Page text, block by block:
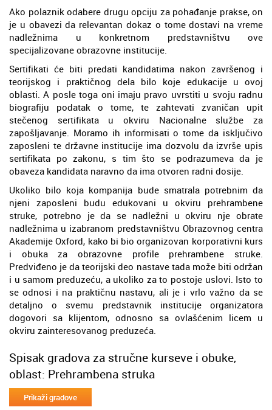
Ako polaznik odabere drugu opciju za pohađanje prakse, on
je u obavezi da relevantan dokaz o tome dostavi na vreme
nadležnima u konkretnom predstavništvu ove
specijalizovane obrazovne institucije.
Sertifikati će biti predati kandidatima nakon završenog i
teorijskog i praktičnog dela bilo koje edukacije u ovoj
oblasti. A posle toga oni imaju pravo uvrstiti u svoju radnu
biografiju podatak o tome, te zahtevati zvaničan upit
stečenog sertifikata u okviru Nacionalne službe za
zapošljavanje. Moramo ih informisati o tome da isključivo
zaposleni te državne institucije ima dozvolu da izvrše upis
sertifikata po zakonu, s tim što se podrazumeva da je
obaveza kandidata naravno da ima otvoren radni dosije.
Ukoliko bilo koja kompanija bude smatrala potrebnim da
njeni zaposleni budu edukovani u okviru prehrambene
struke, potrebno je da se nadležni u okviru nje obrate
nadležnima u izabranom predstavništvu Obrazovnog centra
Akademije Oxford, kako bi bio organizovan korporativni kurs
i obuka za obrazovne profile prehrambene struke.
Predviđeno je da teorijski deo nastave tada može biti održan
i u samom preduzeću, a ukoliko za to postoje uslovi. Isto to
se odnosi i na praktičnu nastavu, ali je i vrlo važno da se
detaljno o svemu predstavnik institucije organizatora
dogovori sa klijentom, odnosno sa ovlašćenim licem u
okviru zainteresovanog preduzeća.
Spisak gradova za stručne kurseve i obuke,
oblast: Prehrambena struka